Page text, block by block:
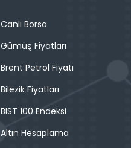
Canlı Borsa
Gümüş Fiyatları
Brent Petrol Fiyatı
Bilezik Fiyatları
BIST 100 Endeksi
Altın Hesaplama